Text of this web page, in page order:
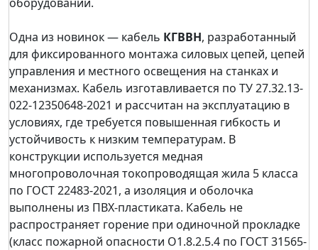
Одна из новинок — кабель КГВВН, разработанный
для фиксированного монтажа силовых цепей, цепей
управления и местного освещения на станках и
механизмах. Кабель изготавливается по ТУ 27.32.13-
022-12350648-2021 и рассчитан на эксплуатацию в
условиях, где требуется повышенная гибкость и
устойчивость к низким температурам. В
конструкции используется медная
многопроволочная токопроводящая жила 5 класса
по ГОСТ 22483-2021, а изоляция и оболочка
выполнены из ПВХ-пластиката. Кабель не
распространяет горение при одиночной прокладке
(класс пожарной опасности О1.8.2.5.4 по ГОСТ 31565-